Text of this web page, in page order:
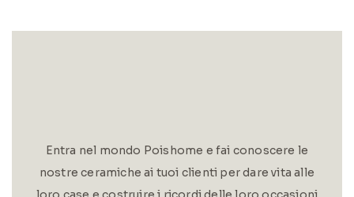
Entra nel mondo Poishome e fai conoscere le
nostre ceramiche ai tuoi clienti per dare vita alle